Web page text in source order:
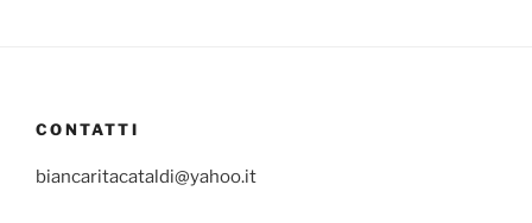
CONTATTI
biancaritacataldi@yahoo.it